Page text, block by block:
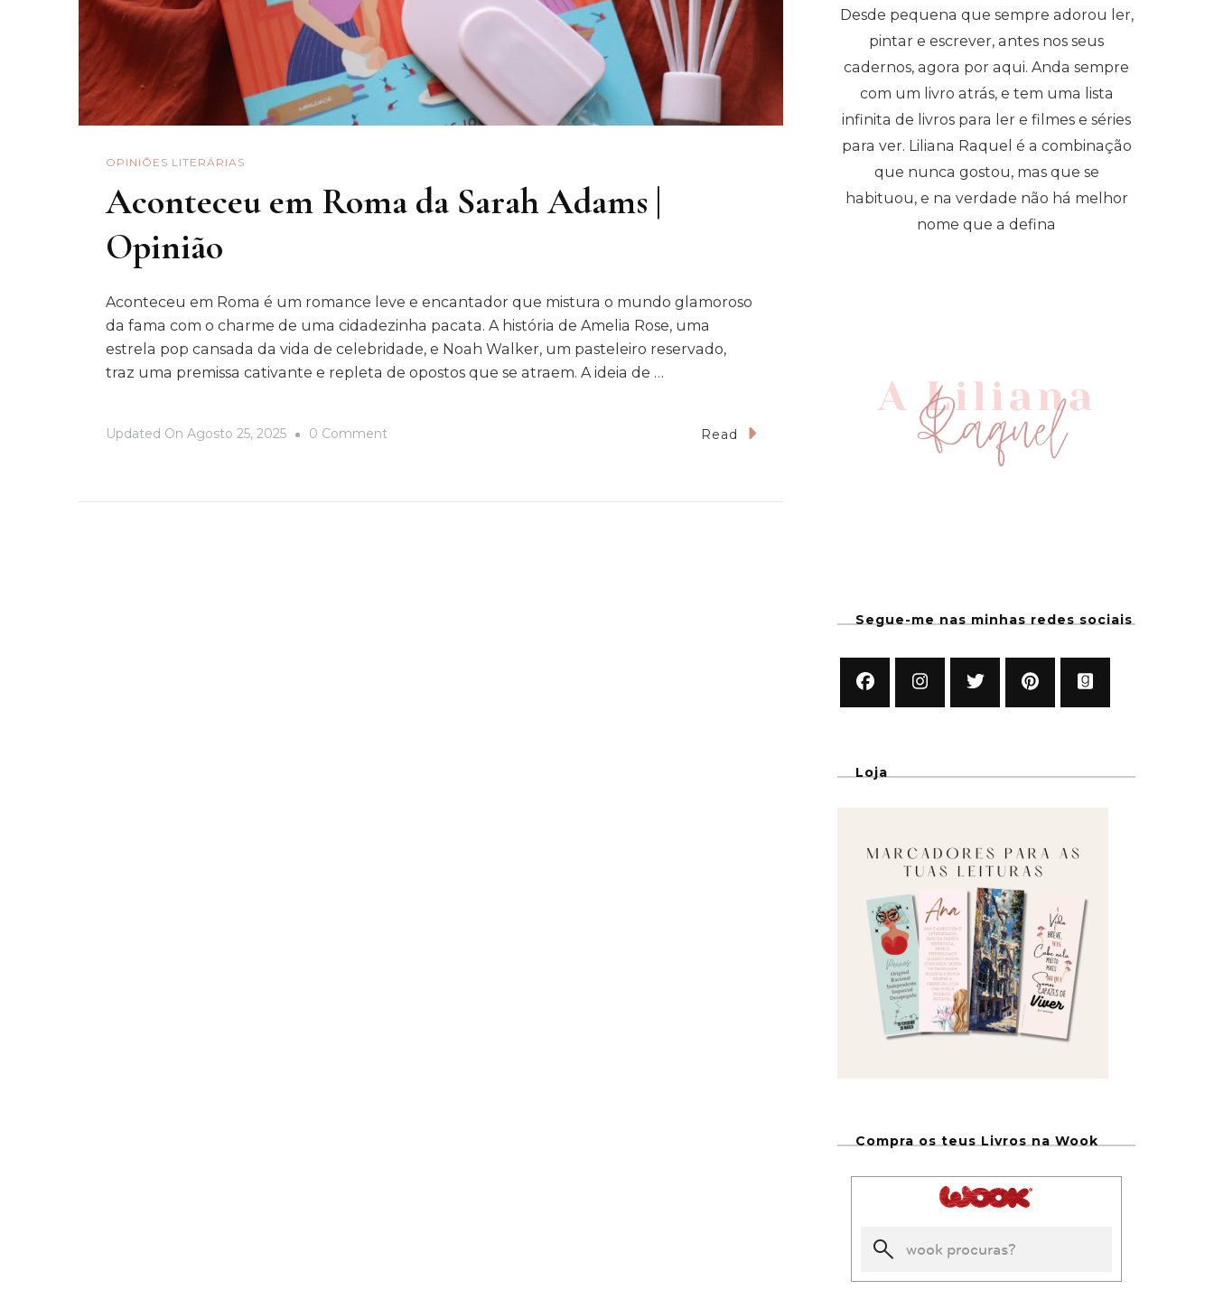
OPINIÕES LITERÁRIAS
Aconteceu em Roma da Sarah Adams |
Opinião
Aconteceu em Roma é um romance leve e encantador que mistura o mundo glamoroso
da fama com o charme de uma cidadezinha pacata. A história de Amelia Rose, uma
estrela pop cansada da vida de celebridade, e Noah Walker, um pasteleiro reservado,
traz uma premissa cativante e repleta de opostos que se atraem. A ideia de …
Updated On Agosto 25, 2025 0 Comment Read
Desde pequena que sempre adorou ler,
pintar e escrever, antes nos seus
cadernos, agora por aqui. Anda sempre
com um livro atrás, e tem uma lista
infinita de livros para ler e filmes e séries
para ver. Liliana Raquel é a combinação
que nunca gostou, mas que se
habituou, e na verdade não há melhor
nome que a defina
Segue-me nas minhas redes sociais
Loja
Compra os teus Livros na Wook